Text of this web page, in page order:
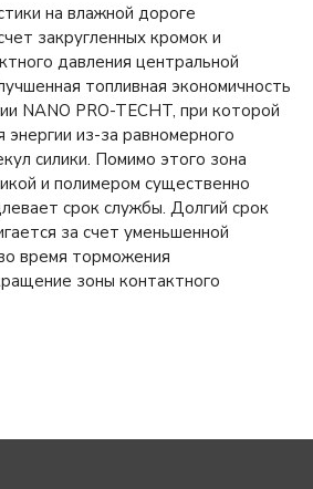
на влажной дороге
закругленных кромок и
давления центральной
топливная экономичность
NANO PRO-TECHT, при которой
из-за равномерного
силики. Помимо этого зона
и полимером существенно
срок службы. Долгий срок
за счет уменьшенной
время торможения
зоны контактного